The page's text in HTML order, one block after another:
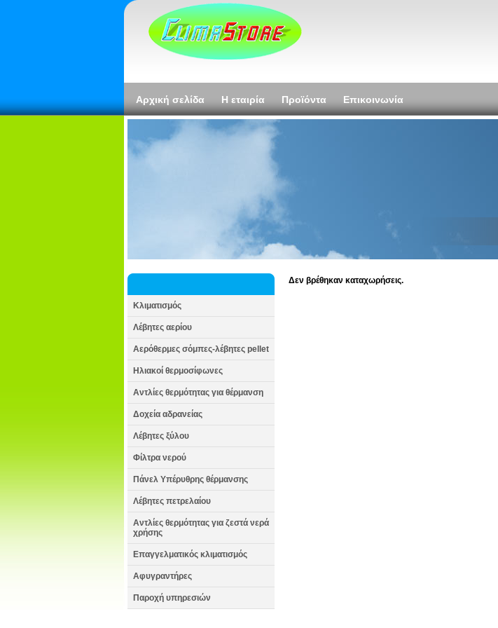
Αρχική σελίδα Η εταιρία Προϊόντα Επικοινωνία
Κλιματισμός
Λέβητες αερίου
Αερόθερμες σόμπες-λέβητες pellet
Ηλιακοί θερμοσίφωνες
Αντλίες θερμότητας για θέρμανση
Δοχεία αδρανείας
Λέβητες ξύλου
Φίλτρα νερού
Πάνελ Υπέρυθρης θέρμανσης
Λέβητες πετρελαίου
Αντλίες θερμότητας για ζεστά νερά
χρήσης
Επαγγελματικός κλιματισμός
Αφυγραντήρες
Παροχή υπηρεσιών
Δεν βρέθηκαν καταχωρήσεις.